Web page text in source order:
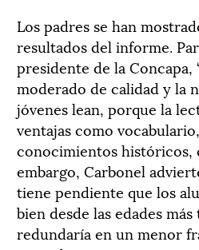
Los padres se han
resultados del informe.
presidente de la Concapa,
moderado de calidad y la
jóvenes lean, porque la
ventajas como
conocimientos históricos,
embargo, Carbonel
tiene pendiente que los
bien desde las edades
redundaría en un menor